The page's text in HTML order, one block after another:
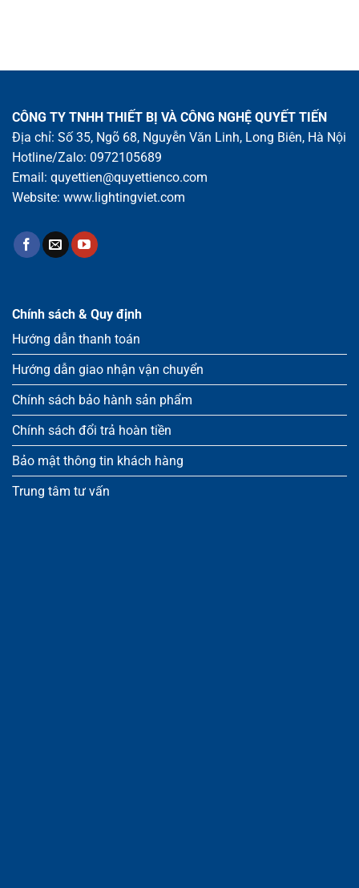
CÔNG TY TNHH THIẾT BỊ VÀ CÔNG NGHỆ QUYẾT TIẾN
Địa chỉ: Số 35, Ngõ 68, Nguyễn Văn Linh, Long Biên, Hà Nội
Hotline/Zalo: 0972105689
Email: quyettien@quyettienco.com
Website: www.lightingviet.com
Chính sách & Quy định
Hướng dẫn thanh toán
Hướng dẫn giao nhận vận chuyển
Chính sách bảo hành sản phẩm
Chính sách đổi trả hoàn tiền
Bảo mật thông tin khách hàng
Trung tâm tư vấn